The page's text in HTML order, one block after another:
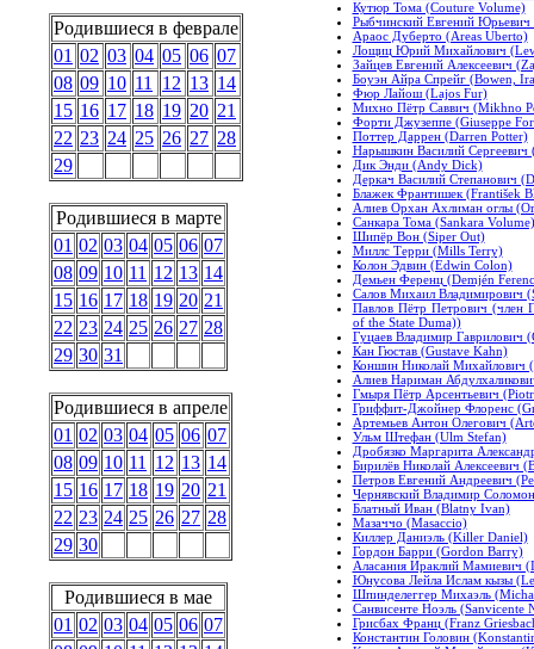
Родившиеся в феврале
01 02 03 04 05 06 07
08 09 10 11 12 13 14
15 16 17 18 19 20 21
22 23 24 25 26 27 28
29
Родившиеся в марте
01 02 03 04 05 06 07
08 09 10 11 12 13 14
15 16 17 18 19 20 21
22 23 24 25 26 27 28
29 30 31
Родившиеся в апреле
01 02 03 04 05 06 07
08 09 10 11 12 13 14
15 16 17 18 19 20 21
22 23 24 25 26 27 28
29 30
Родившиеся в мае
01 02 03 04 05 06 07
Кутюр Тома (Couture Volume)
Рыбчинский Евгений
Араос Дуберто (Areas Uberto)
Лощиц Юрий Михайлович
Зайцев Евгений Алексеевич
Боуэн Айра Спрейг (Bowen,
Фюр Лайош (Lajos Fur)
Михно Пётр Саввич (Mikhno
Форти Джузеппе (Giuseppe
Поттер Даррен (Darren Potter)
Нарышкин Василий Сергеевич
Дик Энди (Andy Dick)
Деркач Василий Степанович
Блажек Франтишек (František
Алиев Орхан Ахлиман оглы
Санкара Тома (Sankara Volume)
Шипёр Вон (Siper Out)
Миллс Терри (Mills Terry)
Колон Эдвин (Edwin Colon)
Демьен Ференц (Demjén
Салов Михаил Владимирович
Павлов Пётр Петрович (член
of the State Duma))
Гуцаев Владимир
Кан Гюстав (Gustave Kahn)
Коншин Николай
Алиев Нариман
Гмыря Пётр Арсентьевич
Гриффит-Джойнер Флоренс
Артемьев Антон Олегович
Ульм Штефан (Ulm Stefan)
Дробязко Маргарита
Бирилёв Николай Алексеевич
Петров Евгений Андреевич
Чернявский Владимир
Блатный Иван (Blatny Ivan)
Мазаччо (Masaccio)
Киллер Даниэль (Killer Daniel)
Гордон Барри (Gordon Barry)
Аласания Ираклий Мамиевич
Юнусова Лейла Ислам кызы
Шпинделеггер Михаэль
Санвисенте Ноэль (Sanvicente
Грисбах Франц (Franz
Константин Головин